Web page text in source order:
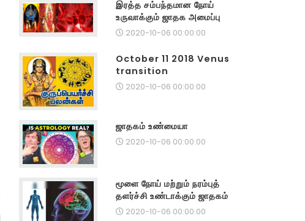
இரத்த சம்பந்தமான நோய்
உருவாக்கும் ஜாதக அமைப்பு
2020-10-06 00:00:00
October 11 2018 Venus
transition
2020-10-06 00:00:00
ஜாதகம் உண்மையா
2020-10-06 00:00:00
மூளை நோய் மற்றும் நரம்புத்
தளர்ச்சி உண்டாக்கும் ஜாதகம்
2020-10-06 00:00:00